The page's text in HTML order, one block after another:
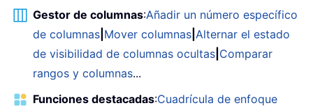
Gestor de columnas:Añadir un número específico
de columnas Mover columnas Alternar el estado
de visibilidad de columnas ocultas Comparar
rangos y columnas...
Funciones destacadas:Cuadrícula de enfoque